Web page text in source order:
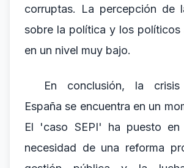
corruptas. La percepción de
sobre la política y los políticos
en un nivel muy bajo.
En conclusión, la
España se encuentra en un
El 'caso SEPI' ha puesto en
necesidad de una reforma